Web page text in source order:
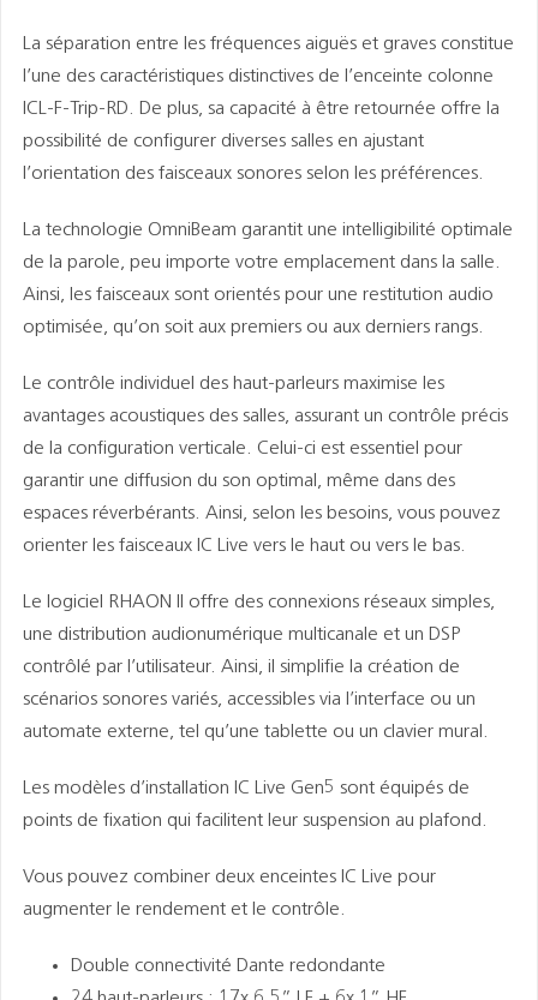
La séparation entre les fréquences aiguës et graves constitue
l’une des caractéristiques distinctives de l’enceinte colonne
ICL-F-Trip-RD. De plus, sa capacité à être retournée offre la
possibilité de configurer diverses salles en ajustant
l’orientation des faisceaux sonores selon les préférences.
La technologie OmniBeam garantit une intelligibilité optimale
de la parole, peu importe votre emplacement dans la salle.
Ainsi, les faisceaux sont orientés pour une restitution audio
optimisée, qu’on soit aux premiers ou aux derniers rangs.
Le contrôle individuel des haut-parleurs maximise les
avantages acoustiques des salles, assurant un contrôle précis
de la configuration verticale. Celui-ci est essentiel pour
garantir une diffusion du son optimal, même dans des
espaces réverbérants. Ainsi, selon les besoins, vous pouvez
orienter les faisceaux IC Live vers le haut ou vers le bas.
Le logiciel RHAON II offre des connexions réseaux simples,
une distribution audionumérique multicanale et un DSP
contrôlé par l’utilisateur. Ainsi, il simplifie la création de
scénarios sonores variés, accessibles via l’interface ou un
automate externe, tel qu’une tablette ou un clavier mural.
Les modèles d’installation IC Live Gen5 sont équipés de
points de fixation qui facilitent leur suspension au plafond.
Vous pouvez combiner deux enceintes IC Live pour
augmenter le rendement et le contrôle.
Double connectivité Dante redondante